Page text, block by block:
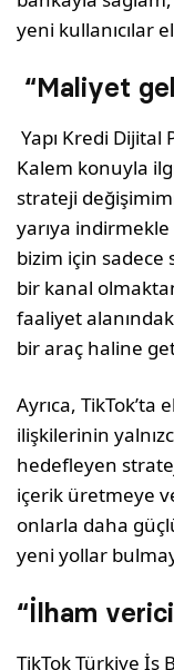
yeni kullanıcılar
“Maliyet
Yapı Kredi Dijital
Kalem konuyla
strateji
yarıya
bizim için sadece
bir kanal
faaliyet
bir araç haline
Ayrıca,
ilişkilerinin
hedefleyen
içerik üretmeye
onlarla daha
yeni yollar
“İlham
TikTok Türkiye İş